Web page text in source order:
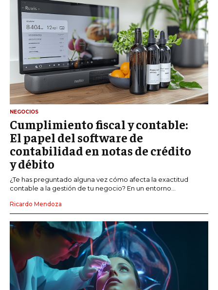
NEGOCIOS
Cumplimiento fiscal y contable:
El papel del software de
contabilidad en notas de crédito
y débito
¿Te has preguntado alguna vez cómo afecta la exactitud
contable a la gestión de tu negocio? En un entorno...
Ricardo Mendoza